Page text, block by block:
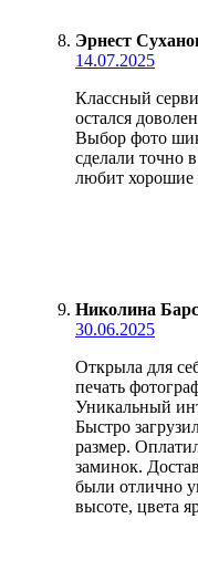
Эрнест
14.07.2025
Классный
остался
Выбор фото
сделали точно
любит хорошие
Николина
30.06.2025
Открыла для
печать
Уникальный
Быстро
размер.
заминок.
были отлично
высоте, цвета